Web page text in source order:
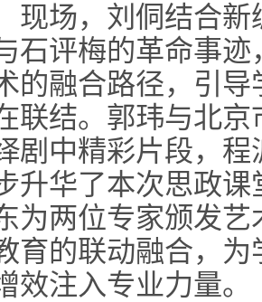
刘侗结合新编
石评梅的革命事
的融合路径，引
联结。郭玮与北
剧中精彩片段，
升华了本次思政
为两位专家颁发
育的联动融合，
效注入专业力量。